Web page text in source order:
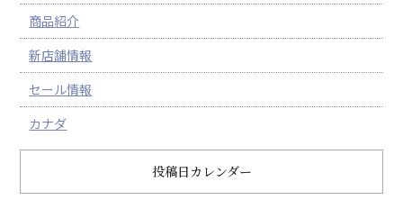
商品紹介
新店舗情報
セール情報
カナダ
投稿日カレンダー